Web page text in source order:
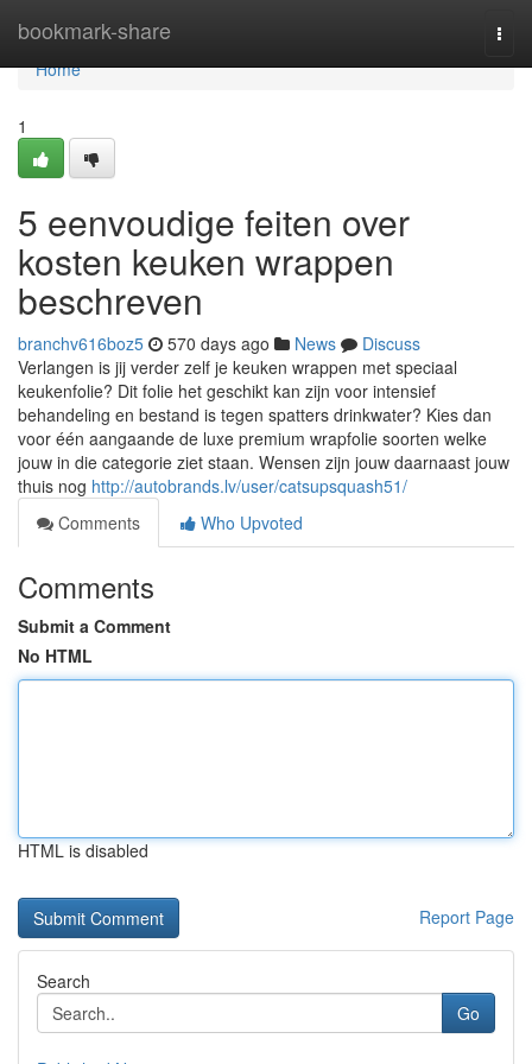
bookmark-share
Home
Home
1
5 eenvoudige feiten over
kosten keuken wrappen
beschreven
branchv616boz5 570 days ago News
Discuss
Verlangen is jij verder zelf je keuken wrappen met speciaal
keukenfolie? Dit folie het geschikt kan zijn voor intensief
behandeling en bestand is tegen spatters drinkwater? Kies dan
voor één aangaande de luxe premium wrapfolie soorten welke
jouw in die categorie ziet staan. Wensen zijn jouw daarnaast jouw
thuis nog http://autobrands.lv/user/catsupsquash51/
Comments
Who Upvoted
Comments
Submit a Comment
No HTML
HTML is disabled
Report Page
Search
Go